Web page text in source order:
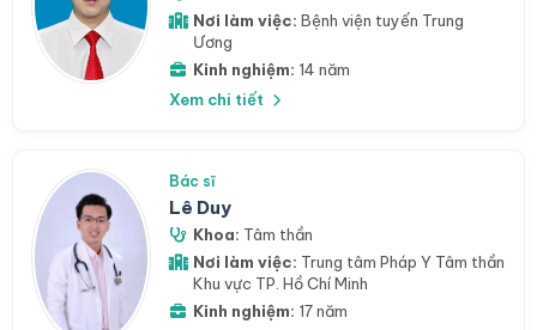
Nơi làm việc: Bệnh viện tuyến Trung
Ương
Kinh nghiệm: 14 năm
Xem chi tiết
Bác sĩ
Lê Duy
Khoa: Tâm thần
Nơi làm việc: Trung tâm Pháp Y Tâm thần
Khu vực TP. Hồ Chí Minh
Kinh nghiệm: 17 năm